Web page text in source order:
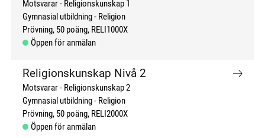
Motsvarar - Religionskunskap 1
Gymnasial utbildning
Religion
Prövning 50 poäng RELI1000X
Öppen för anmälan
Religionskunskap Nivå 2
Motsvarar - Religionskunskap 2
Gymnasial utbildning
Religion
Prövning 50 poäng RELI2000X
Öppen för anmälan